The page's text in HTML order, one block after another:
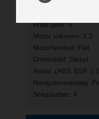
Antal gear: 6
Motor volumen: 2,2
Motorfabrikat: Fiat
Drivmiddel: Diesel
Assist. (ABS, ESP..):
Navigationsanlæg:
Selepladser: 4